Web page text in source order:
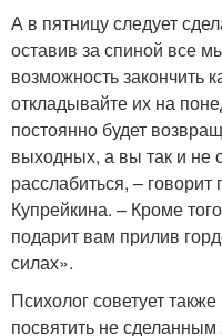
А в пятницу следует
оставив за спиной все
возможность закончить
откладывайте их на
постоянно будет
выходных, а вы так и не
расслабиться, –
Купрейкина. – Кроме
подарит вам прилив
силах».
Психолог советует
посвятить не